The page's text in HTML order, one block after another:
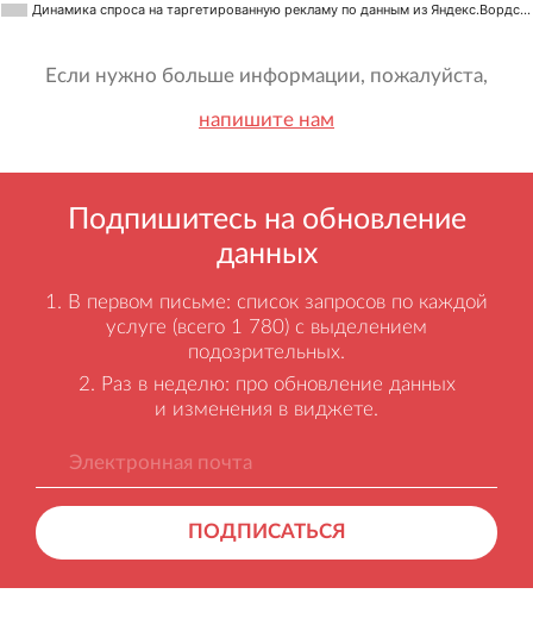
Динамика спроса на таргетированную рекламу по данным из Яндекс.Вордс…
Если нужно больше информации, пожалуйста,
напишите нам
Подпишитесь на обновление
данных
В первом письме: список запросов по каждой
услуге (всего 1 780) с выделением
подозрительных.
Раз в неделю: про обновление данных
и изменения в виджете.
ПОДПИСАТЬСЯ